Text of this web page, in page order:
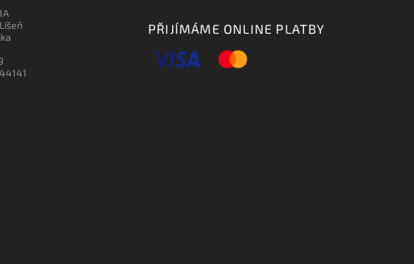
PŘIJÍMÁME ONLINE PLATBY